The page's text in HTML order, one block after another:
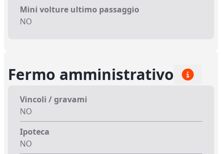
Mini volture ultimo passaggio
NO
Fermo amministrativo
Vincoli / gravami
NO
Ipoteca
NO